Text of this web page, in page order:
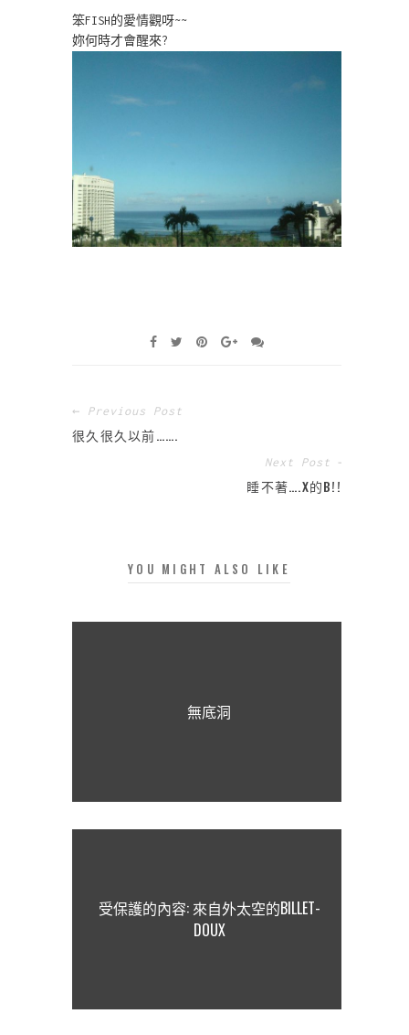
笨FISH的愛情觀呀~~
妳何時才會醒來?
← Previous Post
很久很久以前…….
Next Post →
睡不著….X的B!!!
YOU MIGHT ALSO LIKE
無底洞
受保護的內容: 來自外太空的BILLET-
DOUX